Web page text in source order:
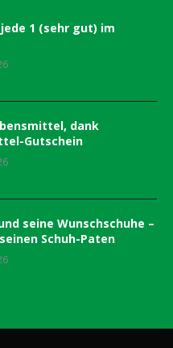
1 (sehr gut) im
dank
Gutschein
seine Wunschschuhe –
Schuh-Paten